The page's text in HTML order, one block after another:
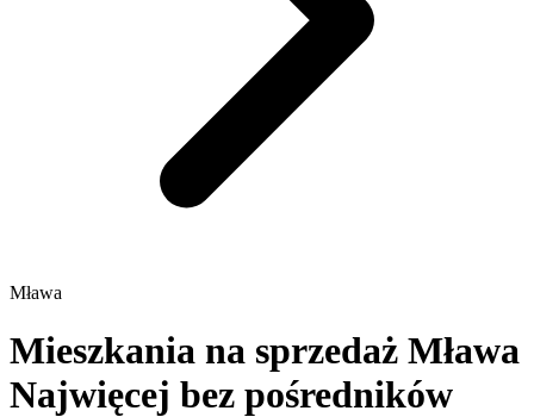
Mława
Mieszkania na sprzedaż Mława
Najwięcej bez pośredników